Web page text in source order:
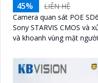
45%
LIÊN HỆ
Camera quan sát POE
Sony STARVIS CMOS và xử lý mạnh
và khoanh vùng mặt